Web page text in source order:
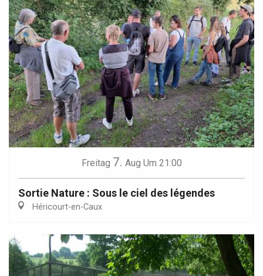
Freitag 7. Aug Um 21:00
Sortie Nature : Sous le ciel des légendes
Héricourt-en-Caux